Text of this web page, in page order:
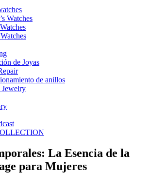
Watches
de Joyas
de anillos
Jewelry
La Esencia de la
para Mujeres